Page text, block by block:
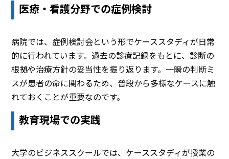
医療・看護分野での症例検討
病院では、症例検討会という形でケーススタディが日常
的に行われています。過去の診療記録をもとに、診断の
根拠や治療方針の妥当性を振り返ります。一瞬の判断ミ
スが患者の命に関わるため、普段から多様なケースに触
れておくことが重要なのです。
教育現場での実践
大学のビジネススクールでは、ケーススタディが授業の